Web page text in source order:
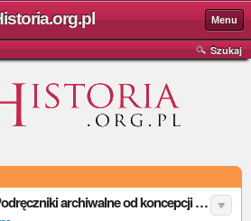
Menu
Szukaj
Konferencja: „Podręczniki archiwalne od koncepcji do realizacji”